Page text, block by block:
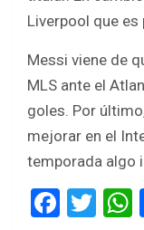
Liverpool que es
Messi viene de
MLS ante el
goles. Por
mejorar en el
temporada algo
F
T